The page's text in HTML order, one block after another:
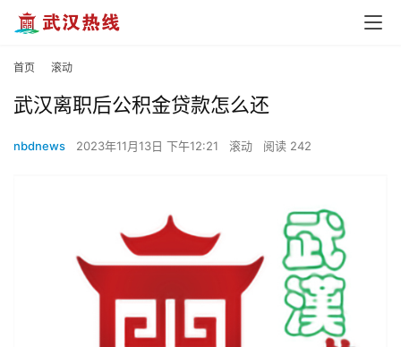
首页 滚动
武汉离职后公积金贷款怎么还
nbdnews 2023年11月13日 下午12:21 滚动 阅读 242